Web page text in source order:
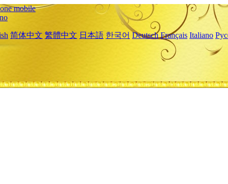
mobile
简体中文 繁體中文 日本語 한국어 Deutsch Français Italiano